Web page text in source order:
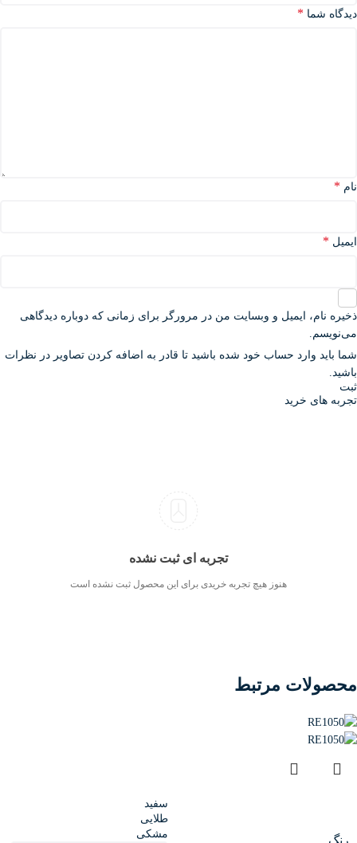
دیدگاه شما *
نام *
ایمیل *
ذخیره نام، ایمیل و وبسایت من در مرورگر برای زمانی که دوباره دیدگاهی
می‌نویسم.
شما باید وارد حساب خود شده باشید تا قادر به اضافه کردن تصاویر در نظرات
باشید.
تجربه های خرید
تجربه ای ثبت نشده
هنوز هیچ تجربه خریدی برای این محصول ثبت نشده است
محصولات مرتبط
سفید
طلایی
مشکی